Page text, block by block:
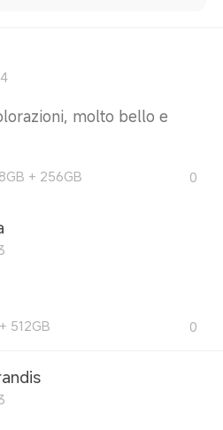
molto bello e
+ 256GB 0
512GB 0